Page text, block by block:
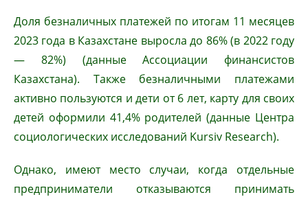
Доля безналичных платежей по итогам 11 месяцев
2023 года в Казахстане выросла до 86% (в 2022 году
— 82%) (данные Ассоциации финансистов
Казахстана). Также безналичными платежами
активно пользуются и дети от 6 лет, карту для своих
детей оформили 41,4% родителей (данные Центра
социологических исследований Kursiv Research).
Однако, имеют место случаи, когда отдельные
предприниматели отказываются принимать